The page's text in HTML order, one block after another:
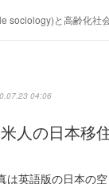
sociology)と高齢化社
は無い理由は全てここ
未来２１
04:06
人の日本移
は英語版の日本の